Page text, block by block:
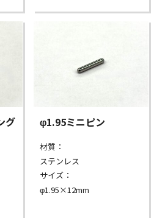
グ
φ1.95ミニピン
材質：
ステンレス
サイズ：
φ1.95×12mm